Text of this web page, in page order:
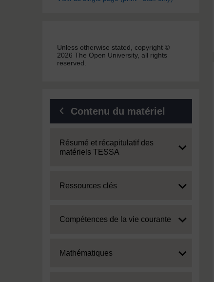
Unless otherwise stated, copyright ©
2026 The Open University, all rights
reserved.
Contenu du matériel
Expand
Résumé et récapitulatif des
matériels TESSA
Expand
Ressources clés
Expand
Compétences de la vie courante
Expand
Mathématiques